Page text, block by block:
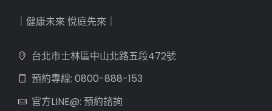
｜健康未來 悅庭先來｜
台北市士林區中山北路五段472號
預約專線: 0800-888-153
官方LINE@: 預約諮詢